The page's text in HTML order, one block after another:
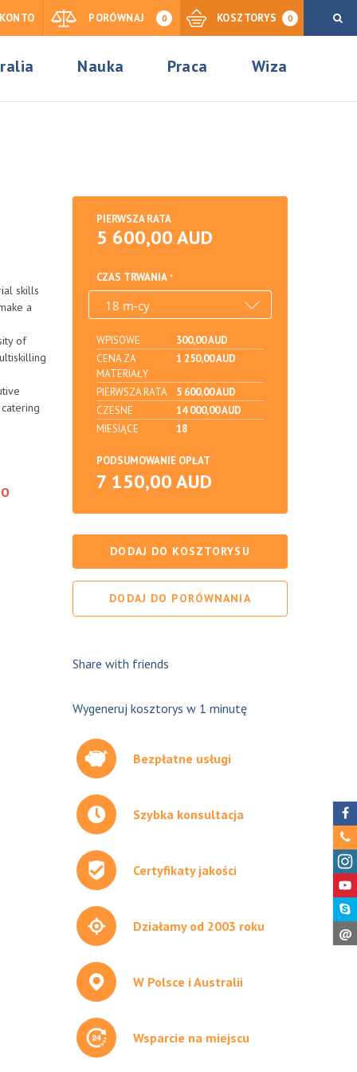
KONTO PORÓWNAJ 0 KOSZTORYS 0
Nauka Praca Wiza
skills
a
of
PIERWSZA RATA
5 600,00 AUD
CZAS TRWANIA
WPISOWE
300,00 AUD
CENA ZA
MATERIAŁY
1 250,00 AUD
PIERWSZA RATA
5 600,00 AUD
CZESNE
14 000,00 AUD
MIESIĄCE
18
PODSUMOWANIE OPŁAT
7 150,00 AUD
DODAJ DO KOSZTORYSU
DODAJ DO PORÓWNANIA
Share with friends
Wygeneruj kosztorys w 1 minutę
Bezpłatne usługi
Szybka konsultacja
Certyfikaty jakości
Działamy od 2003 roku
W Polsce i Australii
Wsparcie na miejscu
@